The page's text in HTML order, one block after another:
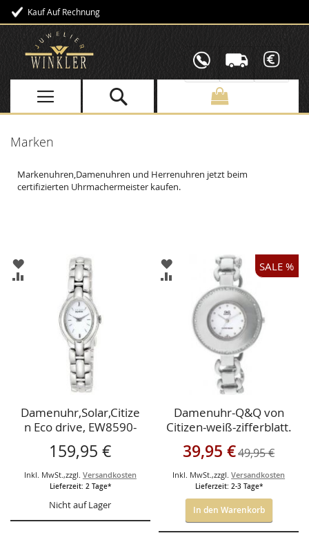
Kauf Auf Rechnung
Direkt
Inhalt
Marken
Markenuhren,Damenuhren und Herrenuhren jetzt beim
certifizierten Uhrmachermeister kaufen.
ZUR
WUNSCHLISTE
HINZUFÜGEN
ZUR
VERGLEICHSLISTE
HINZUFÜGEN
Damenuhr,Solar,Citize
n Eco drive, EW8590-
58a
159,95 €
Inkl. MwSt.,zzgl. Versandkosten
Lieferzeit: 2 Tage*
Nicht auf Lager
ZUR
WUNSCHLISTE
HINZUFÜGEN
ZUR
VERGLEICHSLISTE
HINZUFÜGEN
SALE %
Damenuhr-Q&Q von
Citizen-weiß-zifferblatt.
Sonderangebot
39,95 €49,95 €
Inkl. MwSt.,zzgl.Versandkosten
Lieferzeit: 2-3 Tage*
In den Warenkorb